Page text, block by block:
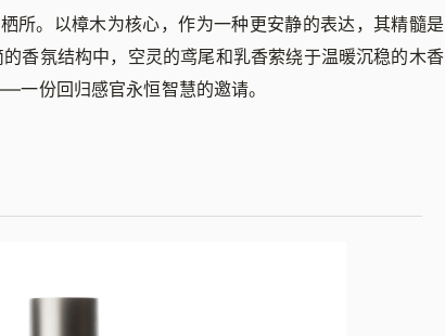
所。以樟木为核心，作为一种更安静的表达，其精髓是
香氛结构中，空灵的鸢尾和乳香萦绕于温暖沉稳的木香
份回归感官永恒智慧的邀请。